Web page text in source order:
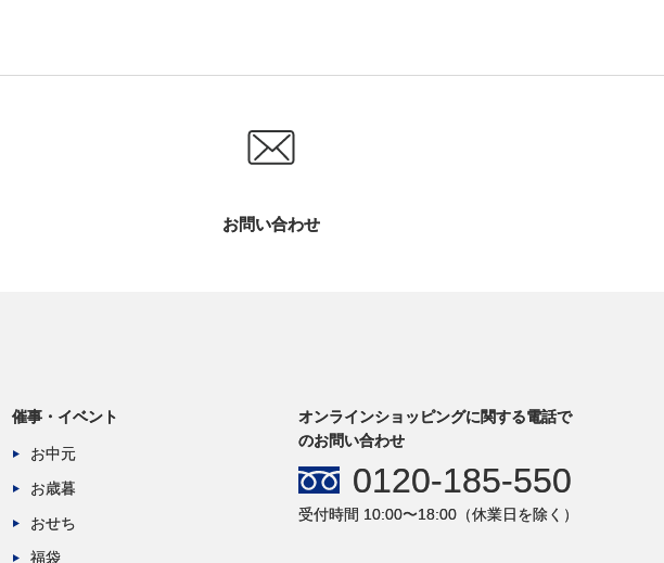
お問い合わせ
催事・イベント
お中元
お歳暮
おせち
福袋
オンラインショッピングに関する電話で
のお問い合わせ
0120-185-550
受付時間 10:00〜18:00（休業日を除く）